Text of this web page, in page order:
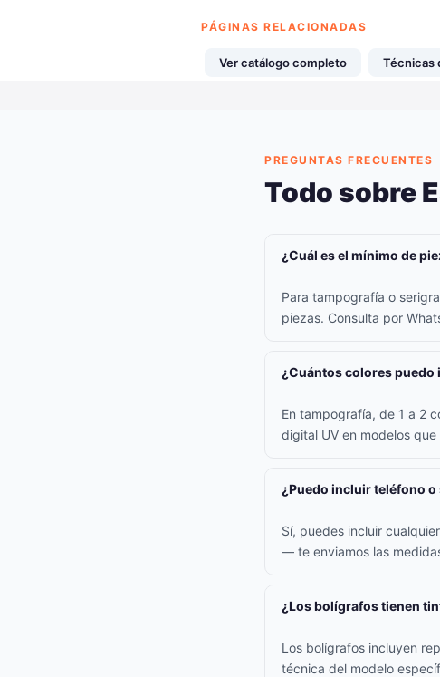
PÁGINAS RELACIONADAS
Ver catálogo completo Técnicas
PREGUNTAS FRECUENTES
Todo sobre
¿Cuál es el mínimo de
Para tampografía o
piezas. Consulta por
¿Cuántos colores
En tampografía, de 1 a 2
digital UV en modelos
¿Puedo incluir teléfono
Sí, puedes incluir
— te enviamos las
¿Los bolígrafos tienen
Los bolígrafos incluyen
técnica del modelo